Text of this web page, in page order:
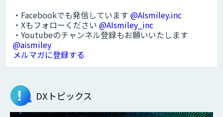
・Facebookでも発信しています @AIsmiley.inc
・Xもフォローください @AIsmiley_inc
・Youtubeのチャンネル登録もお願いいたします
@aismiley
メルマガに登録する
DXトピックス